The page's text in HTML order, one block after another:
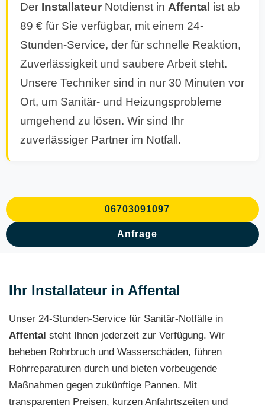
Der Installateur Notdienst in Affental ist ab
89 € für Sie verfügbar, mit einem 24-
Stunden-Service, der für schnelle Reaktion,
Zuverlässigkeit und saubere Arbeit steht.
Unsere Techniker sind in nur 30 Minuten vor
Ort, um Sanitär- und Heizungsprobleme
umgehend zu lösen. Wir sind Ihr
zuverlässiger Partner im Notfall.
06703091097
Anfrage
Ihr Installateur in Affental
Unser 24-Stunden-Service für Sanitär-Notfälle in
Affental steht Ihnen jederzeit zur Verfügung. Wir
beheben Rohrbruch und Wasserschäden, führen
Rohrreparaturen durch und bieten vorbeugende
Maßnahmen gegen zukünftige Pannen. Mit
transparenten Preisen, kurzen Anfahrtszeiten und